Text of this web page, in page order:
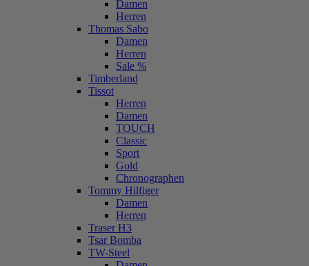
Damen
Herren
Thomas Sabo
Damen
Herren
Sale %
Timberland
Tissot
Herren
Damen
TOUCH
Classic
Sport
Gold
Chronographen
Tommy Hilfiger
Damen
Herren
Traser H3
Tsar Bomba
TW-Steel